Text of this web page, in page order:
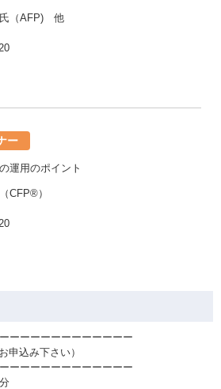
（AFP) 他
ー
運用のポイント
）
ーーーーーーーーーーーー
申込み下さい）
ーーーーーーーーーーーー